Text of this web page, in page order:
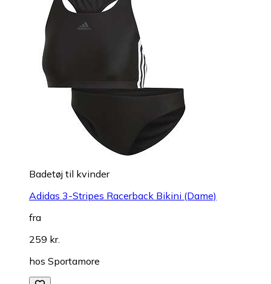
Badetøj til kvinder
Adidas 3-Stripes Racerback Bikini (Dame)
fra
259 kr.
hos Sportamore